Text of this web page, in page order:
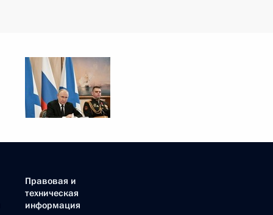
Правовая и
техническая
информация